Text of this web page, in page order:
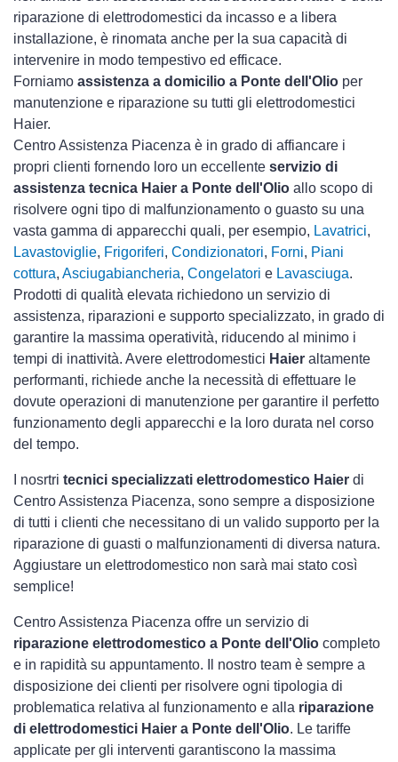
riparazione di elettrodomestici da incasso e a libera
installazione, è rinomata anche per la sua capacità di
intervenire in modo tempestivo ed efficace.
Forniamo assistenza a domicilio a Ponte dell'Olio per
manutenzione e riparazione su tutti gli elettrodomestici
Haier.
Centro Assistenza Piacenza è in grado di affiancare i
propri clienti fornendo loro un eccellente servizio di
assistenza tecnica Haier a Ponte dell'Olio allo scopo di
risolvere ogni tipo di malfunzionamento o guasto su una
vasta gamma di apparecchi quali, per esempio, Lavatrici,
Lavastoviglie, Frigoriferi, Condizionatori, Forni, Piani
cottura, Asciugabiancheria, Congelatori e Lavasciuga.
Prodotti di qualità elevata richiedono un servizio di
assistenza, riparazioni e supporto specializzato, in grado di
garantire la massima operatività, riducendo al minimo i
tempi di inattività. Avere elettrodomestici Haier altamente
performanti, richiede anche la necessità di effettuare le
dovute operazioni di manutenzione per garantire il perfetto
funzionamento degli apparecchi e la loro durata nel corso
del tempo.
I nosrtri tecnici specializzati elettrodomestico Haier di
Centro Assistenza Piacenza, sono sempre a disposizione
di tutti i clienti che necessitano di un valido supporto per la
riparazione di guasti o malfunzionamenti di diversa natura.
Aggiustare un elettrodomestico non sarà mai stato così
semplice!
Centro Assistenza Piacenza offre un servizio di
riparazione elettrodomestico a Ponte dell'Olio completo
e in rapidità su appuntamento. Il nostro team è sempre a
disposizione dei clienti per risolvere ogni tipologia di
problematica relativa al funzionamento e alla riparazione
di elettrodomestici Haier a Ponte dell'Olio. Le tariffe
applicate per gli interventi garantiscono la massima